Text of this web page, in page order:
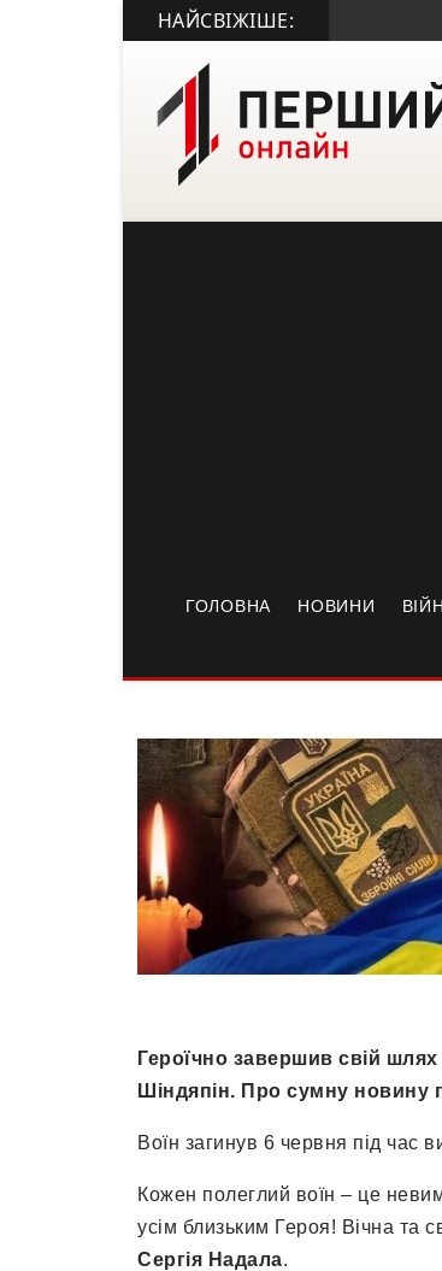
НАЙСВІЖІШЕ:
ГОЛОВНА НОВИНИ
Героїчно завершив свій
Шіндяпін. Про сумну новину
Воїн загинув 6 червня під час
Кожен полеглий воїн – це
усім близьким Героя! Вічна та
Сергія Надала.